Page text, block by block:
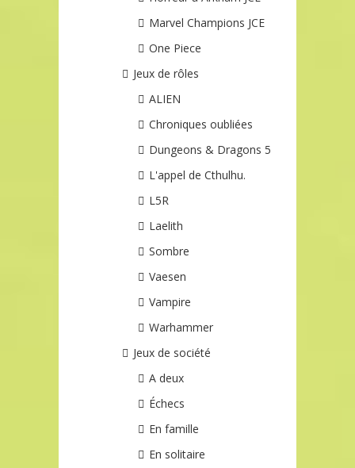
Marvel Champions JCE
One Piece
Jeux de rôles
ALIEN
Chroniques oubliées
Dungeons & Dragons 5
L'appel de Cthulhu.
L5R
Laelith
Sombre
Vaesen
Vampire
Warhammer
Jeux de société
A deux
Échecs
En famille
En solitaire